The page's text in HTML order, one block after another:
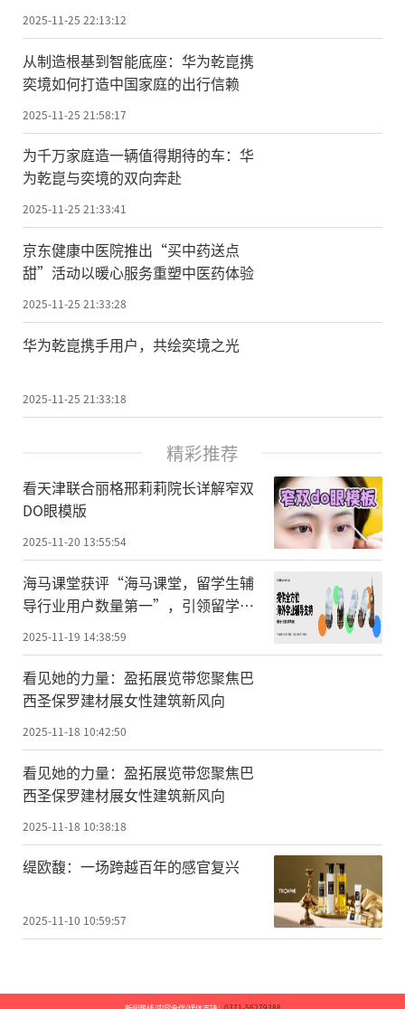
2025-11-25 22:13:12
从制造根基到智能底座：华为乾崑携
奕境如何打造中国家庭的出行信赖
2025-11-25 21:58:17
为千万家庭造一辆值得期待的车：华
为乾崑与奕境的双向奔赴
2025-11-25 21:33:41
京东健康中医院推出“买中药送点
甜”活动以暖心服务重塑中医药体验
2025-11-25 21:33:28
华为乾崑携手用户，共绘奕境之光
2025-11-25 21:33:18
精彩推荐
看天津联合丽格邢莉莉院长详解窄双
DO眼模版
2025-11-20 13:55:54
海马课堂获评“海马课堂，留学生辅
导行业用户数量第一”，引领留学生
辅导赛道高速发展
2025-11-19 14:38:59
看见她的力量：盈拓展览带您聚焦巴
西圣保罗建材展女性建筑新风向
2025-11-18 10:42:50
看见她的力量：盈拓展览带您聚焦巴
西圣保罗建材展女性建筑新风向
2025-11-18 10:38:18
缇欧馥：一场跨越百年的感官复兴
2025-11-10 10:59:57